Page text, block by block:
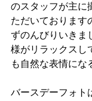
のスタッフが主に
ただいております
ずのんびりいきま
様がリラックスし
も自然な表情にな
バースデーフォト